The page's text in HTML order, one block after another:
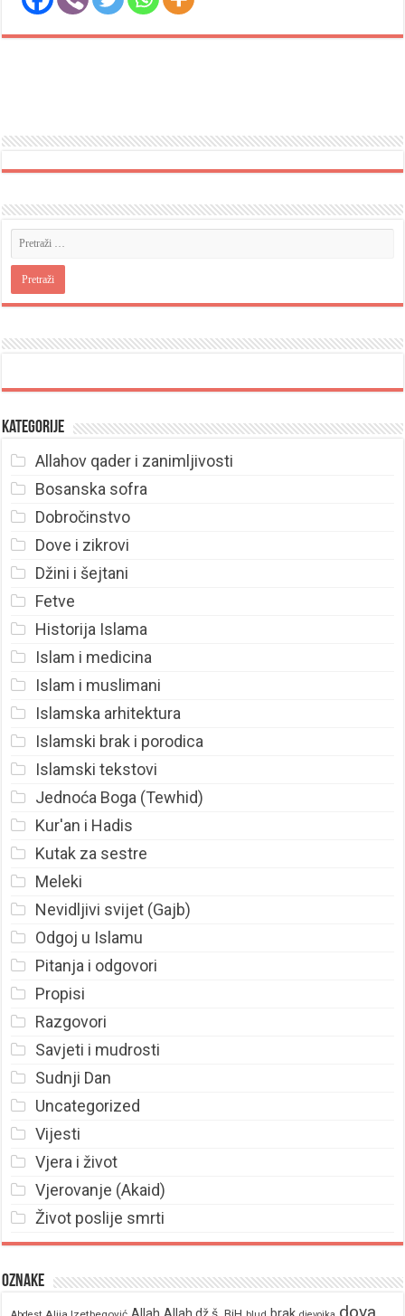
Kategorije
Allahov qader i zanimljivosti
Bosanska sofra
Dobročinstvo
Dove i zikrovi
Džini i šejtani
Fetve
Historija Islama
Islam i medicina
Islam i muslimani
Islamska arhitektura
Islamski brak i porodica
Islamski tekstovi
Jednoća Boga (Tewhid)
Kur'an i Hadis
Kutak za sestre
Meleki
Nevidljivi svijet (Gajb)
Odgoj u Islamu
Pitanja i odgovori
Propisi
Razgovori
Savjeti i mudrosti
Sudnji Dan
Uncategorized
Vijesti
Vjera i život
Vjerovanje (Akaid)
Život poslije smrti
Oznake